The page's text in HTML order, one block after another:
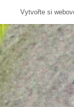
Vytvořte si